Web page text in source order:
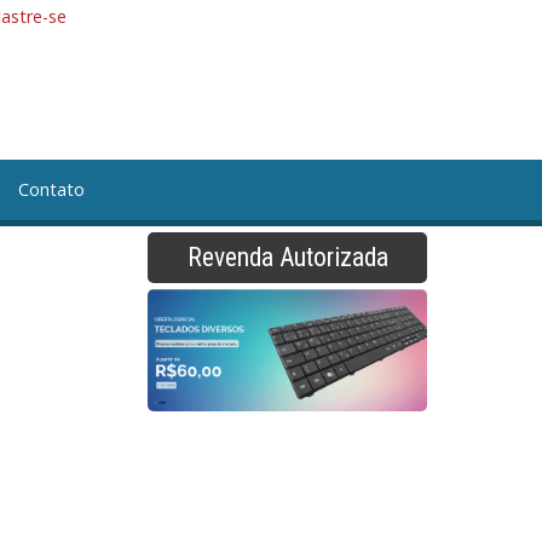
se
Contato
DE PÓ RETANGULAR
CONJ. MANGUEIRA AR
Manual TCA EVOLUTION
Revenda Autorizada